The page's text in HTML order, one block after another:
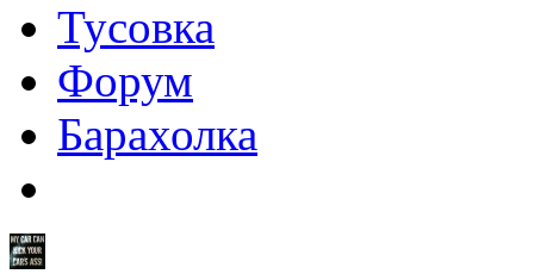
Тусовка
Форум
Барахолка